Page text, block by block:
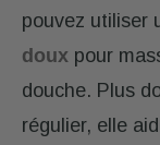
pouvez utiliser
doux pour
douche. Plus
régulier, elle